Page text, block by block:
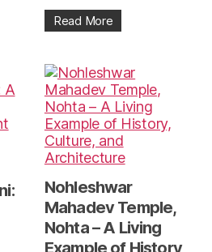
Read More
Nohleshwar
Mahadev Temple,
Nohta – A Living
Example of History,